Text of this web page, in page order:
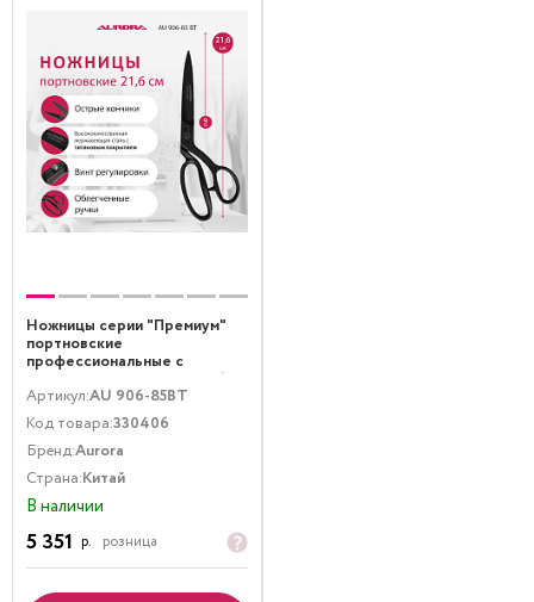
Ножницы серии "Премиум"
портновские
профессиональные с
титановым покрытием, 21.6
см, Aurora
Артикул:AU 906-85BT
Код товара:330406
Бренд:Aurora
Страна:Китай
В наличии
5 351 р. розница